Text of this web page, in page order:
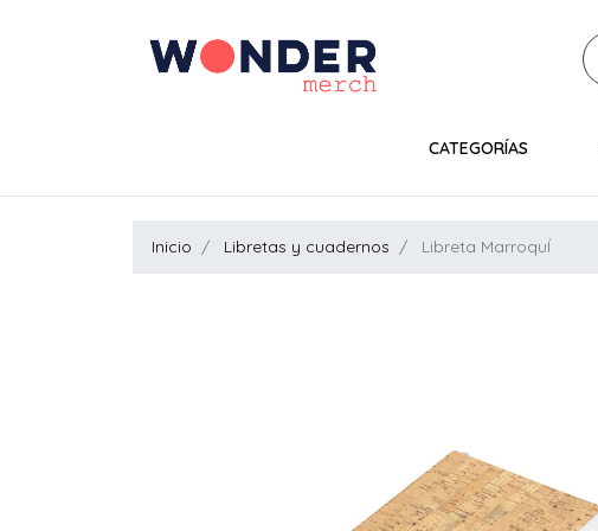
CATEGORÍAS
Inicio Libretas y cuadernos Libreta MarroquÍ